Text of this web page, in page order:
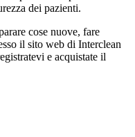
dei pazienti.
cose nuove, fare
il sito web di Interclean
e acquistate il